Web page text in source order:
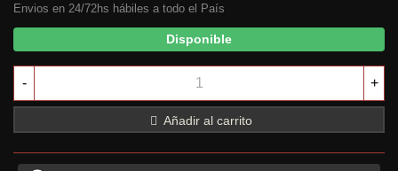
Envios en 24/72hs hábiles a todo el País
Disponible
- +
Añadir al carrito